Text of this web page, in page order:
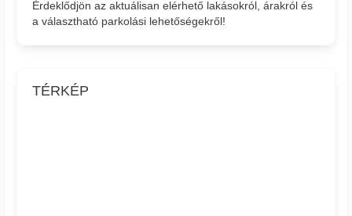
Érdeklődjön az aktuálisan elérhető lakásokról, árakról és
a választható parkolási lehetőségekről!
TÉRKÉP